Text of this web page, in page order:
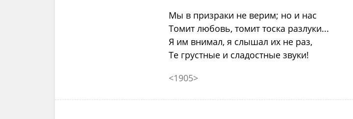
Мы в призраки не верим; но и нас
Томит любовь, томит тоска разлуки...
Я им внимал, я слышал их не раз,
Те грустные и сладостные звуки!
<1905>